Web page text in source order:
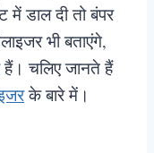
में डाल दी तो बंपर
भी बताएंगे,
हैं। चलिए जानते हैं
के बारे में।